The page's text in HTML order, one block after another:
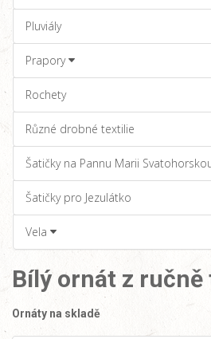
Pluviály
Prapory
Rochety
Různé drobné textilie
Šatičky na Pannu Marii
Šatičky pro Jezulátko
Vela
Bílý ornát z
Ornáty na skladě